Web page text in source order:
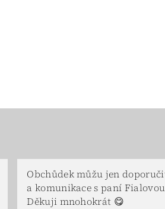
Obchůdek můžu jen
a komunikace s paní
Děkuji mnohokrát 😋